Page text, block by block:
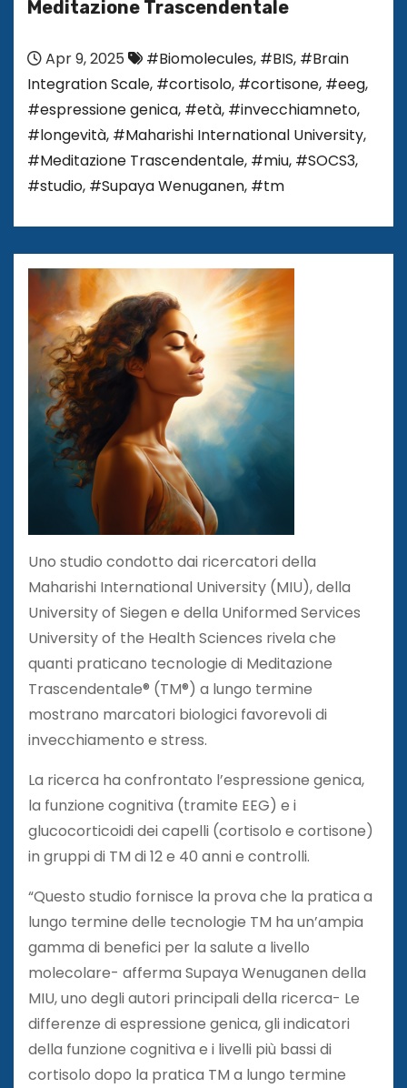
Meditazione Trascendentale
Apr 9, 2025 #Biomolecules, #BIS, #Brain
Integration Scale, #cortisolo, #cortisone, #eeg,
#espressione genica, #età, #invecchiamneto,
#longevità, #Maharishi International University,
#Meditazione Trascendentale, #miu, #SOCS3,
#studio, #Supaya Wenuganen, #tm
Uno studio condotto dai ricercatori della
Maharishi International University (MIU), della
University of Siegen e della Uniformed Services
University of the Health Sciences rivela che
quanti praticano tecnologie di Meditazione
Trascendentale® (TM®) a lungo termine
mostrano marcatori biologici favorevoli di
invecchiamento e stress.
La ricerca ha confrontato l’espressione genica,
la funzione cognitiva (tramite EEG) e i
glucocorticoidi dei capelli (cortisolo e cortisone)
in gruppi di TM di 12 e 40 anni e controlli.
“Questo studio fornisce la prova che la pratica a
lungo termine delle tecnologie TM ha un’ampia
gamma di benefici per la salute a livello
molecolare- afferma Supaya Wenuganen della
MIU, uno degli autori principali della ricerca- Le
differenze di espressione genica, gli indicatori
della funzione cognitiva e i livelli più bassi di
cortisolo dopo la pratica TM a lungo termine